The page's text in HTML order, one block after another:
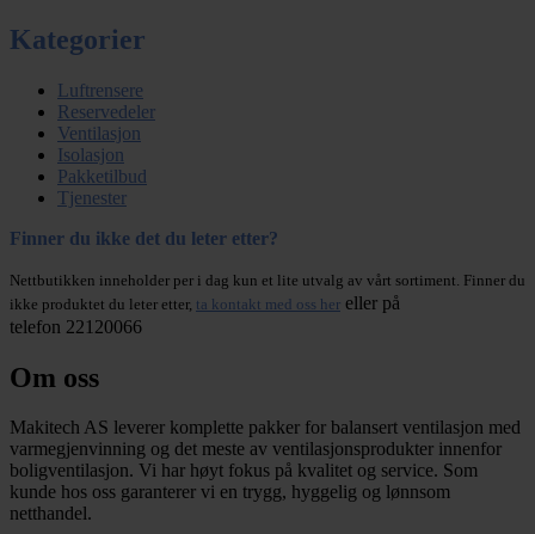
Kategorier
Luftrensere
Reservedeler
Ventilasjon
Isolasjon
Pakketilbud
Tjenester
Finner du ikke det du leter etter?
Nettbutikken inneholder per i dag kun et lite utvalg av vårt sortiment. Finner du
ikke produktet du leter etter, ta kontakt med oss her eller på
telefon 22120066
Om oss
Makitech AS leverer komplette pakker for balansert ventilasjon med
varmegjenvinning og det meste av ventilasjonsprodukter innenfor
boligventilasjon. Vi har høyt fokus på kvalitet og service. Som
kunde hos oss garanterer vi en trygg, hyggelig og lønnsom
netthandel.